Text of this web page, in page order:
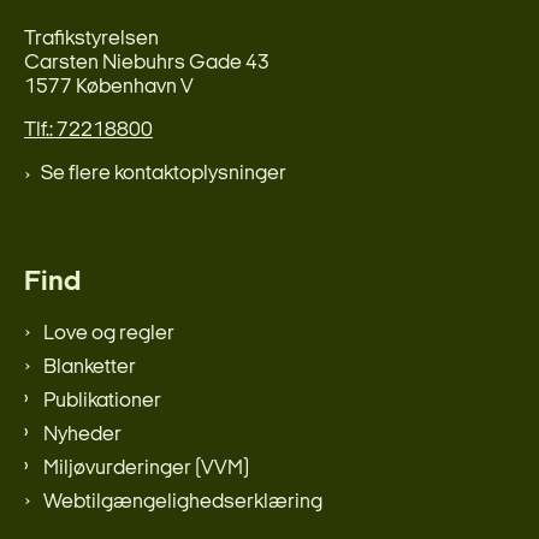
Trafikstyrelsen
Carsten Niebuhrs Gade 43
1577 København V
Tlf.: 72218800
Se flere kontaktoplysninger
Find
Love og regler
Blanketter
Publikationer
Nyheder
Miljøvurderinger (VVM)
Webtilgængelighedserklæring